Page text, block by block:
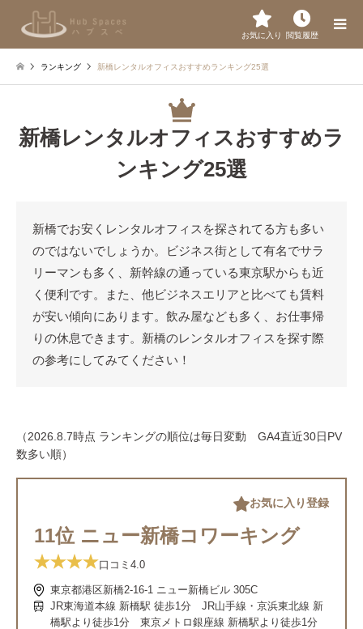
お気に入り 閲覧履歴
ランキング 新橋レンタルオフィスおすすめランキング25選
新橋レンタルオフィスおすすめラ
ンキング25選
新橋でお安くレンタルオフィスを探されてる方も多い
のではないでしょうか。ビジネス街として有名でサラ
リーマンも多く、新幹線の通っている東京駅からも近
く便利です。また、他ビジネスエリアと比べても賃料
が安い傾向にあります。飲み屋なども多く、お仕事帰
りの休息できます。新橋のレンタルオフィスを探す際
の参考にしてみてください！
（2026.8.7時点 ランキングの順位は毎日変動 GA4直近30日PV
数多い順）
11位 ニュー新橋コワーキング
口コミ 4.0
東京都港区新橋2-16-1 ニュー新橋ビル 305C
JR東海道本線 新橋駅 徒歩1分 JR山手線・京浜東北線 新
橋駅より徒歩1分 東京メトロ銀座線 新橋駅より徒歩1分
お気に入り登録